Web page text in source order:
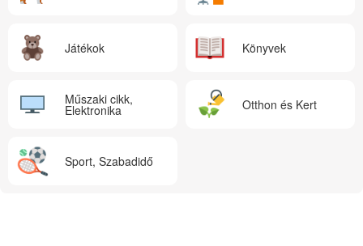
Játékok Könyvek
Műszaki cikk,
Elektronika Otthon és Kert
Sport, Szabadidő